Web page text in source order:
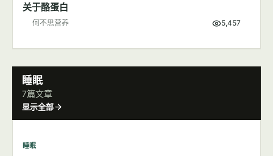
关于酪蛋白
何不思营养 5,457
睡眠
7篇文章
显示全部
睡眠